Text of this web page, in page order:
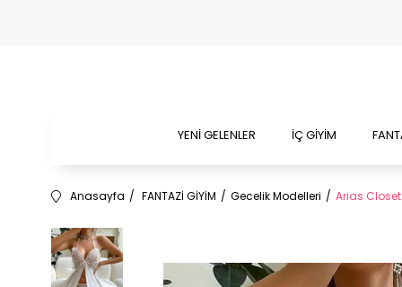
YENİ GELENLER İÇ GİYİM
Anasayfa FANTAZİ GİYİM Gecelik Modelleri Arias Closet